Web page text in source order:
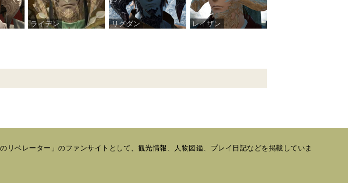
ライデン リグダン レイザン
ベレーター」のファンサイトとして、観光情報、人物図鑑、プレイ日記などを掲載していま